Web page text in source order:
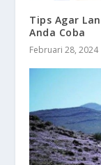
Tips Agar
Anda Coba
Februari 28, 2024